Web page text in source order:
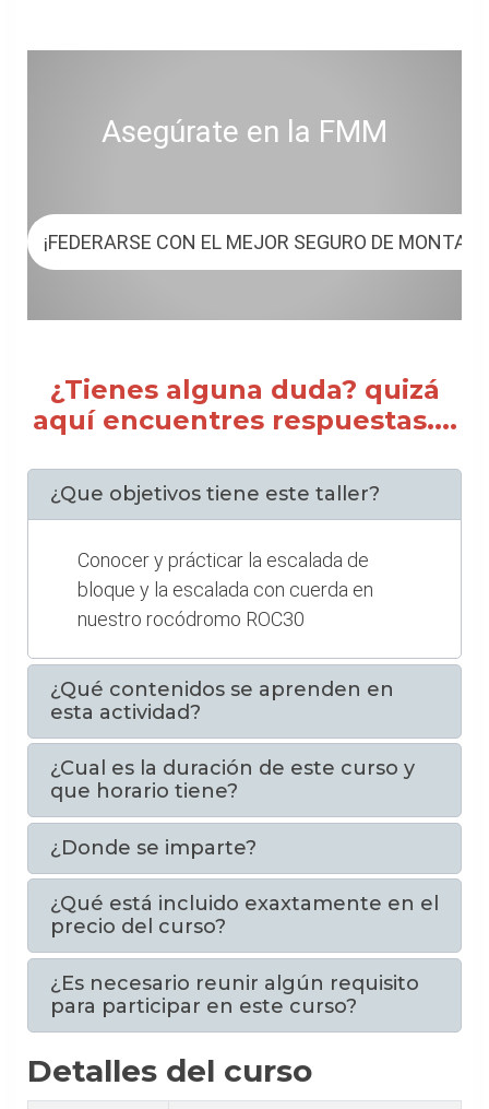
Asegúrate en la FMM
¡FEDERARSE CON EL MEJOR SEGURO DE
¿Tienes alguna duda? quizá
aquí encuentres respuestas....
¿Que objetivos tiene este taller?
Conocer y prácticar la escalada de
bloque y la escalada con cuerda en
nuestro rocódromo ROC30
¿Qué contenidos se aprenden en
esta actividad?
¿Cual es la duración de este curso y
que horario tiene?
¿Donde se imparte?
¿Qué está incluido exaxtamente en el
precio del curso?
¿Es necesario reunir algún requisito
para participar en este curso?
Detalles del curso